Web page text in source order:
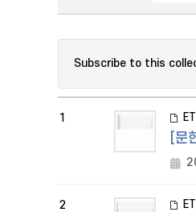
Subscribe to this
1
[문
2